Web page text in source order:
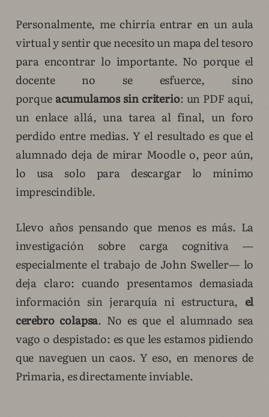
Personalmente, me chirría entrar en un aula
virtual y sentir que necesito un mapa del tesoro
para encontrar lo importante. No porque el
docente no se esfuerce, sino
porque acumulamos sin criterio: un PDF aquí,
un enlace allá, una tarea al final, un foro
perdido entre medias. Y el resultado es que el
alumnado deja de mirar Moodle o, peor aún,
lo usa solo para descargar lo mínimo
imprescindible.
Llevo años pensando que menos es más. La
investigación sobre carga cognitiva —
especialmente el trabajo de John Sweller— lo
deja claro: cuando presentamos demasiada
información sin jerarquía ni estructura, el
cerebro colapsa. No es que el alumnado sea
vago o despistado: es que les estamos pidiendo
que naveguen un caos. Y eso, en menores de
Primaria, es directamente inviable.